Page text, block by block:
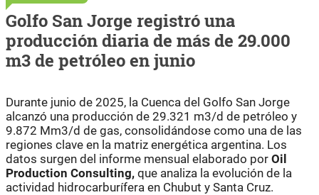
Golfo San Jorge registró una
producción diaria de más de 29.000
m3 de petróleo en junio
Durante junio de 2025, la Cuenca del Golfo San Jorge
alcanzó una producción de 29.321 m3/d de petróleo y
9.872 Mm3/d de gas, consolidándose como una de las
regiones clave en la matriz energética argentina. Los
datos surgen del informe mensual elaborado por Oil
Production Consulting, que analiza la evolución de la
actividad hidrocarburífera en Chubut y Santa Cruz.